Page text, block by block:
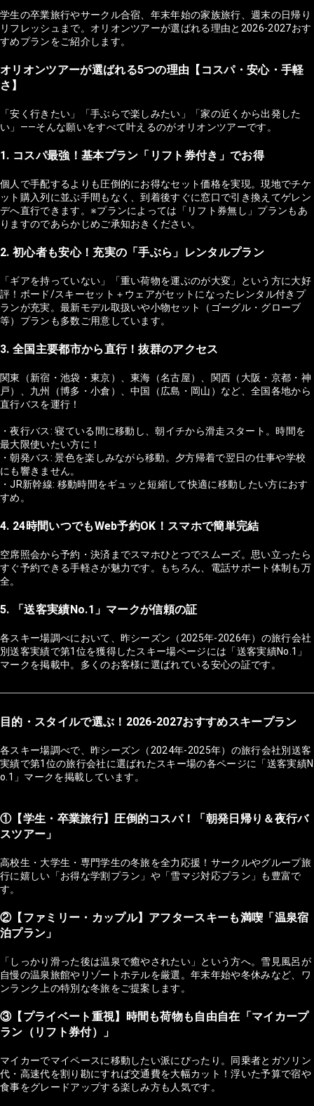
学生の卒業旅行やサークル合宿、年末年始の家族旅行、週末の日帰り
リフレッシュまで。オリオンツアーが選ばれる理由と2026-2027おす
すめプランをご紹介します。
オリオンツアーが選ばれる5つの理由【コスパ・安心・手軽
さ】
「安く行きたい」「手ぶらで楽しみたい」「家の近くから出発した
い」——そんな願いをすべて叶えるのがオリオンツアーです。
1. コスパ最強！基本プラン「リフト券付き」でお得
個人で手配するよりも圧倒的にお得なセット価格を実現。現地でチケ
ット購入列に並ぶ手間もなく、到着後すぐに窓口で引き換えてゲレン
デへ直行できます。※プランによっては「リフト券無し」プランもあ
りますのであらかじめご承知おきください。
2. 初心者も安心！充実の「手ぶら」レンタルプラン
「ギアを持っていない」「重い荷物を運ぶのが大変」という方に大好
評！ボード/スキーセット＋ウェアがセットになったレンタル付きプ
ランが充実。最新モデル取扱いや小物セット（ゴーグル・グローブ
等）プランも多数ご用意しています。
3. 全国主要都市から直行！抜群のアクセス
関東（新宿・池袋・東京）、東海（名古屋）、関西（大阪・京都・神
戸）、九州（博多・小倉）、中国（広島・岡山）など、全国各地から
直行バスを運行！
・夜行バス: 寝ている間に移動し、朝イチから滑走スタート。時間を
最大限使いたい方に！
・朝発バス: 景色を楽しみながら移動。夕方帰着で翌日の仕事や学校
にも響きません。
・JR新幹線: 移動時間をギュッと短縮して快適に移動したい方におす
すめ。
4. 24時間いつでもWeb予約OK！スマホで簡単完結
空席照会から予約・決済までスマホひとつでスムーズ。思い立ったら
すぐ予約できる手軽さが魅力です。もちろん、電話サポート体制も万
全。
5. 「送客実績No.1」マークが信頼の証
各スキー場調べにおいて、昨シーズン（2025年-2026年）の旅行会社
別送客実績で第1位を獲得したスキー場ページには「送客実績No.1」
マークを掲載中。多くのお客様に選ばれている安心の証です。
目的・スタイルで選ぶ！2026-2027おすすめスキープラン
各スキー場調べで、昨シーズン（2024年-2025年）の旅行会社別送客
実績で第1位の旅行会社に選ばれたスキー場の各ページに「送客実績N
o.1」マークを掲載しています。
①【学生・卒業旅行】圧倒的コスパ！「朝発日帰り＆夜行バ
スツアー」
高校生・大学生・専門学生の冬旅を全力応援！サークルやグループ旅
行に嬉しい「お得な学割プラン」や「雪マジ対応プラン」も豊富で
す。
②【ファミリー・カップル】アフタースキーも満喫「温泉宿
泊プラン」
「しっかり滑った後は温泉で癒やされたい」という方へ。雪見風呂が
自慢の温泉旅館やリゾートホテルを厳選。年末年始や冬休みなど、ワ
ンランク上の特別な冬旅をご提案します。
③【プライベート重視】時間も荷物も自由自在「マイカープ
ラン（リフト券付）」
マイカーでマイペースに移動したい派にぴったり。同乗者とガソリン
代・高速代を割り勘にすれば交通費を大幅カット！浮いた予算で宿や
食事をグレードアップする楽しみ方も人気です。